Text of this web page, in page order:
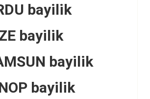
bayilik
bayilik
bayilik
bayilik